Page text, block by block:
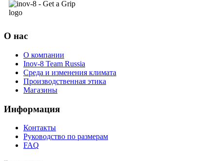
О нас
О компании
Inov-8 Team Russia
Среда и изменения климата
Производственная этика
Магазины
Информация
Контакты
Руководство по размерам
FAQ